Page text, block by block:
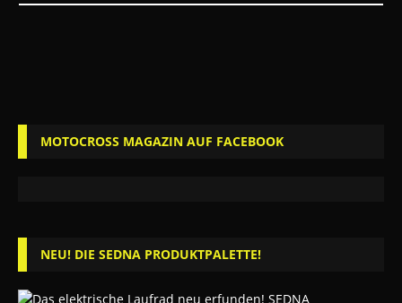
MOTOCROSS MAGAZIN AUF FACEBOOK
NEU! DIE SEDNA PRODUKTPALETTE!